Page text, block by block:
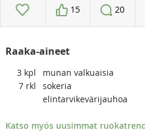
15 20
Raaka-aineet
3 kpl
munan valkuaisia
7 rkl
sokeria
elintarvikevärijauhoa
Katso myös uusimmat